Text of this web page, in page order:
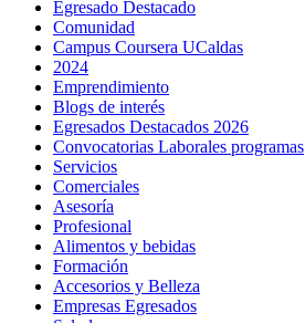
Egresado Destacado
Comunidad
Campus Coursera UCaldas
2024
Emprendimiento
Blogs de interés
Egresados Destacados 2026
Convocatorias Laborales programas
Servicios
Comerciales
Asesoría
Profesional
Alimentos y bebidas
Formación
Accesorios y Belleza
Empresas Egresados